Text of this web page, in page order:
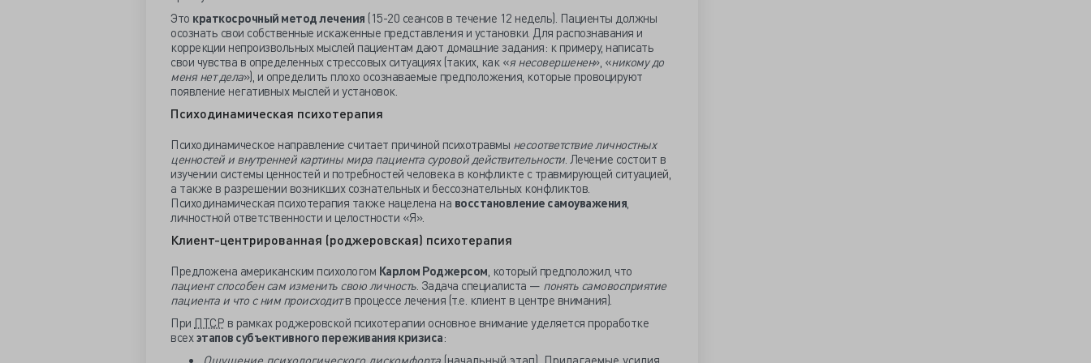
Это краткосрочный метод лечения (15-20 сеансов в течение 12 недель). Пациенты должны
осознать свои собственные искаженные представления и установки. Для распознавания и
коррекции непроизвольных мыслей пациентам дают домашние задания: к примеру, написать
свои чувства в определенных стрессовых ситуациях (таких, как «я несовершенен», «никому до
меня нет дела»), и определить плохо осознаваемые предположения, которые провоцируют
появление негативных мыслей и установок.
Психодинамическая психотерапия
Психодинамическое направление считает причиной психотравмы несоответствие личностных
ценностей и внутренней картины мира пациента суровой действительности. Лечение состоит в
изучении системы ценностей и потребностей человека в конфликте с травмирующей ситуацией,
а также в разрешении возникших сознательных и бессознательных конфликтов.
Психодинамическая психотерапия также нацелена на восстановление самоуважения,
личностной ответственности и целостности «Я».
Клиент-центрированная (роджеровская) психотерапия
Предложена американским психологом Карлом Роджерсом, который предположил, что
пациент способен сам изменить свою личность. Задача специалиста — понять самовосприятие
пациента и что с ним происходитв процессе лечения (т.е. клиент в центре внимания).
При ПТСР в рамках роджеровской психотерапии основное внимание уделяется проработке
всехэтапов субъективного переживания кризиса:
Ощущение психологического дискомфорта (начальный этап). Прилагаемые усилия